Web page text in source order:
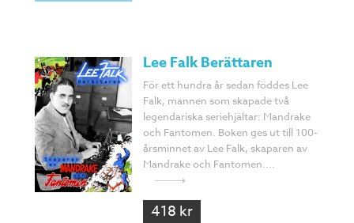
Lee Falk Berättaren
För ett hundra år sedan föddes Lee
Falk, mannen som skapade två
legendariska seriehjältar: Mandrake
och Fantomen. Boken ges ut till 100-
årsminnet av Lee Falk, skaparen av
Mandrake och Fantomen....
418 kr